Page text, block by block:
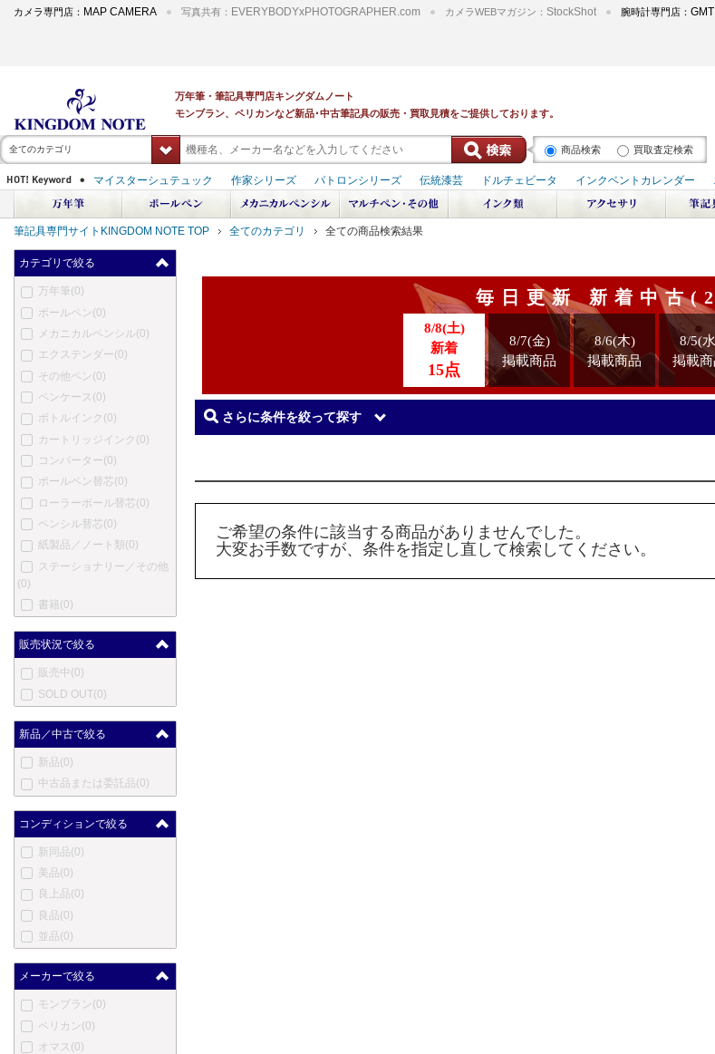
カメラ専門店： MAP CAMERA 写真共有： EVERYBODYxPHOTOGRAPHER.com カメラWEBマガジン： StockShot 腕時計専門店： GMT
全てのカテゴリ 商品検索 買取査定検索
筆記具専門サイトKINGDOM NOTE TOP 全てのカテゴリ 全ての商品検索結果
さらに条件を絞って探す
ご希望の条件に該当する商品がありませんでした。
大変お手数ですが、条件を指定し直して検索してください。
カテゴリで絞る
万年筆 (0)
ボールペン (0)
メカニカルペンシル(0)
エクステンダー(0)
その他ペン (0)
ペンケース (0)
ボトルインク (0)
カートリッジインク (0)
コンバーター(0)
ボールペン替芯(0)
ローラーボール替芯(0)
ペンシル替芯(0)
紙製品／ノート類(0)
ステーショナリー／その他
(0)
書籍(0)
販売状況で絞る
販売中 (0)
SOLD OUT(0)
新品／中古で絞る
新品(0)
中古品または委託品(0)
コンディションで絞る
新同品(0)
美品(0)
良上品(0)
良品(0)
並品(0)
メーカーで絞る
モンブラン (0)
ペリカン (0)
オマス (0)